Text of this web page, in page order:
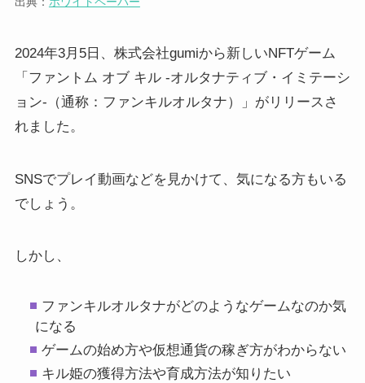
2024年3月5日、株式会社gumiから新しいNFTゲーム
「ファントム オブ キル -オルタナティブ・イミテーシ
ョン-（通称：ファンキルオルタナ）」がリリースさ
れました。
SNSでプレイ動画などを見かけて、気になる方もいる
でしょう。
しかし、
ファンキルオルタナがどのようなゲームなのか気
になる
ゲームの始め方や仮想通貨の稼ぎ方がわからない
キル姫の獲得方法や育成方法が知りたい